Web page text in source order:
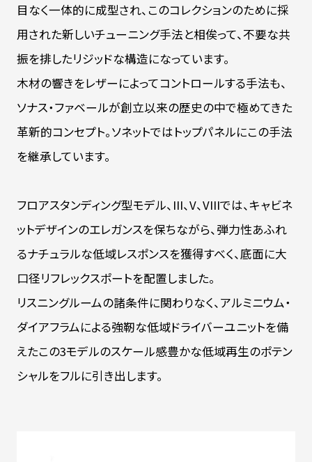
目なく一体的に成型され、このコレクションのために採
用された新しいチューニング手法と相俟って、不要な共
振を排したリジッドな構造になっています。
木材の響きをレザーによってコントロールする手法も、
ソナス・ファベールが創立以来の歴史の中で極めてきた
革新的コンセプト。ソネットではトップパネルにこの手法
を継承しています。
フロアスタンディング型モデル、III、V、VIIIでは、キャビネ
ットデザインのエレガンスを保ちながら、弾力性あふれ
るナチュラルな低域レスポンスを獲得すべく、底面に大
口径リフレックスポートを配置しました。
リスニングルームの諸条件に関わりなく、アルミニウム・
ダイアフラムによる強靭な低域ドライバーユニットを備
えたこの3モデルのスケール感豊かな低域再生のポテン
シャルをフルに引き出します。